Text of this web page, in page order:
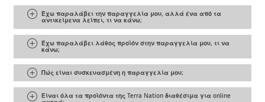
Έχω παραλάβει την παραγγελία μου, αλλά ένα από τα
αντικείμενα λείπει, τι να κάνω;
Έχω παραλάβει λάθος προϊόν στην παραγγελία μου, τι να
κάνω;
Πώς είναι συσκευασμένη η παραγγελία μου;
Είναι όλα τα προϊόντα της Terra Nation διαθέσιμα για online